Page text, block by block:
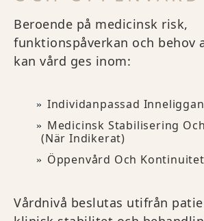
Beroende på medicinsk risk,
funktionspåverkan och behov
kan vård ges inom:
Individanpassad
Medicinsk Stabilisering
(när Indikerat)
Öppenvård Och
Vårdnivå beslutas utifrån